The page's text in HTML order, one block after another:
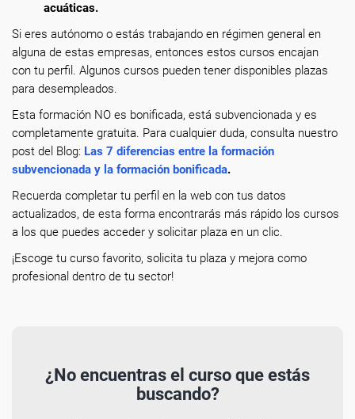
acuáticas.
Si eres autónomo o estás trabajando en régimen general en
alguna de estas empresas, entonces estos cursos encajan
con tu perfil. Algunos cursos pueden tener disponibles plazas
para desempleados.
Esta formación NO es bonificada, está subvencionada y es
completamente gratuita. Para cualquier duda, consulta nuestro
post del Blog: Las 7 diferencias entre la formación
subvencionada y la formación bonificada.
Recuerda completar tu perfil en la web con tus datos
actualizados, de esta forma encontrarás más rápido los cursos
a los que puedes acceder y solicitar plaza en un clic.
¡Escoge tu curso favorito, solicita tu plaza y mejora como
profesional dentro de tu sector!
¿No encuentras el curso que estás
buscando?